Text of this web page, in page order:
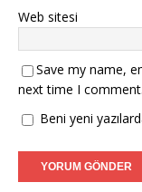
Web sitesi
Save my name,
next time I comment.
Beni yeni